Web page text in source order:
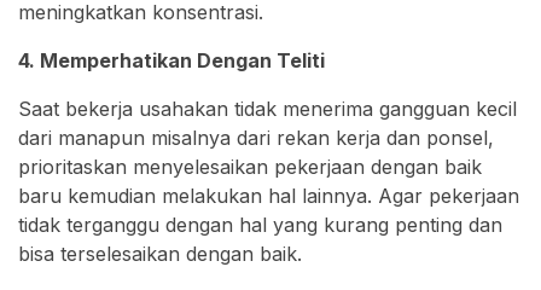
meningkatkan konsentrasi.
4. Memperhatikan Dengan Teliti
Saat bekerja usahakan tidak menerima gangguan kecil
dari manapun misalnya dari rekan kerja dan ponsel,
prioritaskan menyelesaikan pekerjaan dengan baik
baru kemudian melakukan hal lainnya. Agar pekerjaan
tidak terganggu dengan hal yang kurang penting dan
bisa terselesaikan dengan baik.